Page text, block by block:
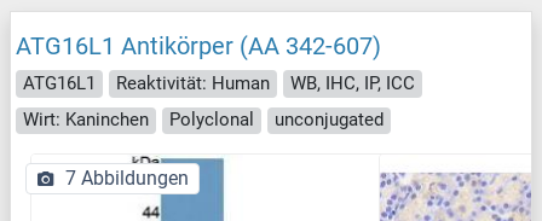
ATG16L1 Antikörper (AA 342-607)
ATG16L1 Reaktivität: Human
WB, IHC, IP, ICC
Wirt: Kaninchen
Polyclonal unconjugated
7 Abbildungen